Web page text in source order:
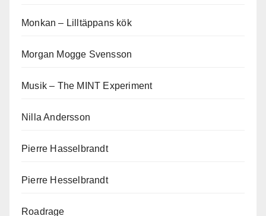
Monkan – Lilltäppans kök
Morgan Mogge Svensson
Musik – The MINT Experiment
Nilla Andersson
Pierre Hasselbrandt
Pierre Hesselbrandt
Roadrage